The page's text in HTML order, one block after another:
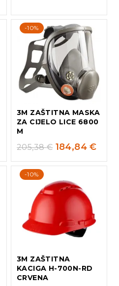
-10%
3M ZAŠTITNA MASKA
ZA CIJELO LICE 6800
M
205,38€ 184,84€
-10%
3M ZAŠTITNA
KACIGA H-700N-RD
CRVENA